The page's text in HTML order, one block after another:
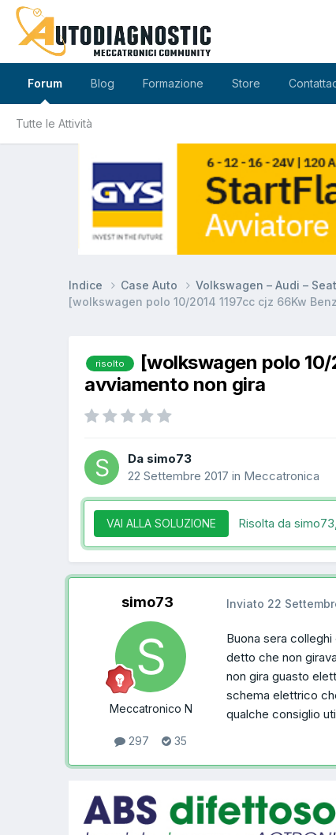
Forum
Tutte le Attività
Blog Formazione Store
Indice Case Auto Volkswagen – Audi –
[wolkswagen polo 10/2014 1197cc cjz 66Kw
risolto
[wolkswagen polo
avviamento non gira
Da simo73
22 Settembre 2017 in Meccatronica
VAI ALLA SOLUZIONE Risolta da simo73,
simo73
Meccatronico N
297 35
Inviato 22
Buona sera
detto che non
non gira guasto
schema elettrico
qualche consiglio